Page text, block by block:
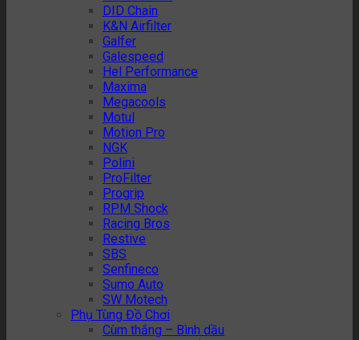
DID Chain
K&N Airfilter
Galfer
Galespeed
Hel Performance
Maxima
Megacools
Motul
Motion Pro
NGK
Polini
ProFilter
Progrip
RPM Shock
Racing Bros
Restive
SBS
Senfineco
Sumo Auto
SW Motech
Phụ Tùng Đồ Chơi
Cùm thắng – Bình dầu